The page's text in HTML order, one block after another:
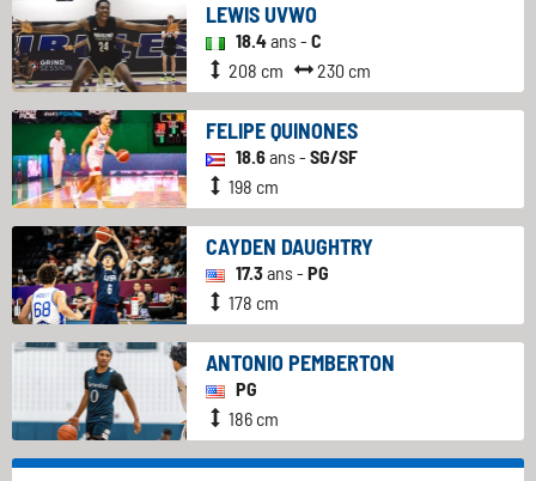
LEWIS UVWO
18.4ans - C
208 cm
230 cm
FELIPE QUINONES
18.6ans - SG/SF
198 cm
CAYDEN DAUGHTRY
17.3ans - PG
178 cm
ANTONIO PEMBERTON
PG
186 cm